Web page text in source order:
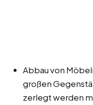
Abbau von
großen
zerlegt werden